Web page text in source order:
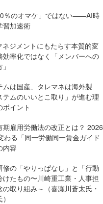
％のオマケ」ではない——AI時
習加速術
ネジメントにもたらす本質的変
効率化ではなく「メンバーへの
ムは国産、タレマネは海外製
テムのいいとこ取り」が進む理
ポイント
期雇用労働法の改正とは？ 2026
わる「同一労働同一賃金ガイド
内容
修の「やりっぱなし」と「行動
けたもの〜川崎重工業・人事担
の取り組み～（喜瀬川蒼太氏・